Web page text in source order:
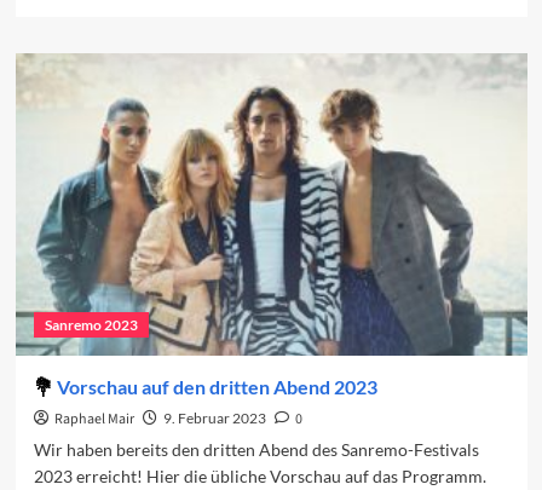
Sanremo
Der
dritte
Abend
Sanremo 2023
Vorschau auf den dritten Abend 2023
Raphael Mair 9. Februar 2023
0
Wir haben bereits den dritten Abend des Sanremo-Festivals
2023 erreicht! Hier die übliche Vorschau auf das Programm.